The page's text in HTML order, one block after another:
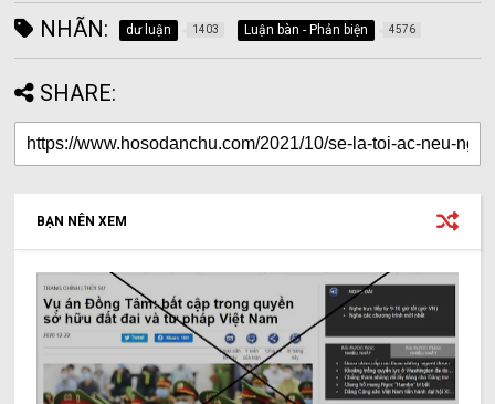
NHÃN: dư luận 1403 Luận bàn - Phản biện 4576
SHARE:
BẠN NÊN XEM